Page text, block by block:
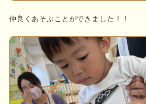
仲良くあそぶことができました！！